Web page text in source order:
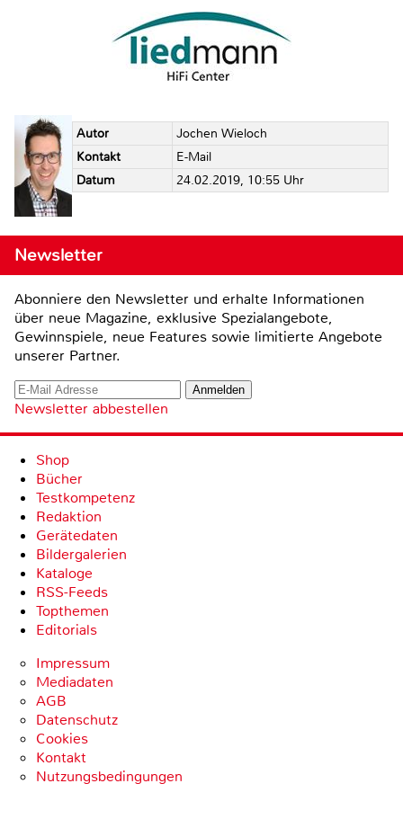
Autor
Jochen Wieloch
Kontakt
E-Mail
Datum
24.02.2019, 10:55 Uhr
Newsletter
Abonniere den Newsletter und erhalte Informationen
über neue Magazine, exklusive Spezialangebote,
Gewinnspiele, neue Features sowie limitierte Angebote
unserer Partner.
Newsletter abbestellen
Shop
Bücher
Testkompetenz
Redaktion
Gerätedaten
Bildergalerien
Kataloge
RSS-Feeds
Topthemen
Editorials
Impressum
Mediadaten
AGB
Datenschutz
Cookies
Kontakt
Nutzungsbedingungen